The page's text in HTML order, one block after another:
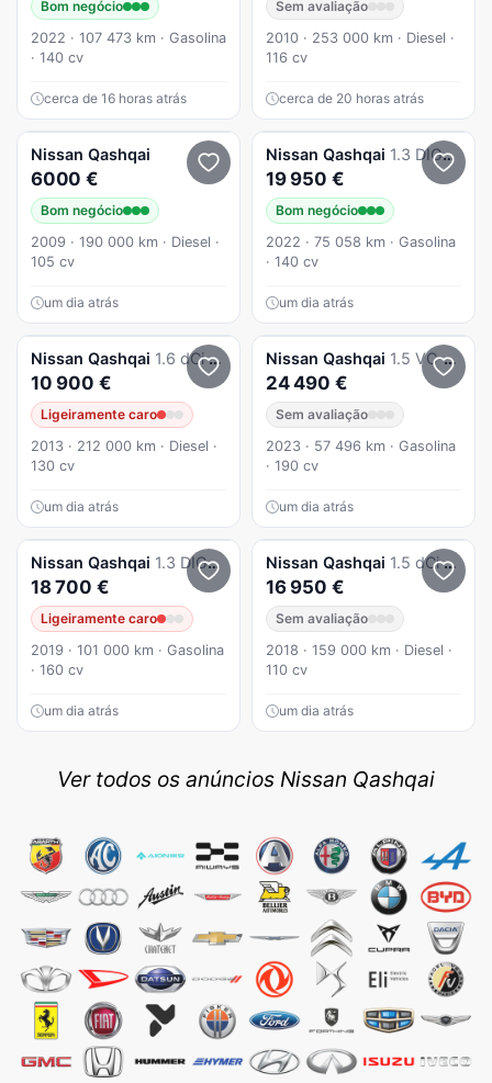
Bom negócio
2022 · 107 473 km · Gasolina
· 140 cv
cerca de 16 horas atrás
Sem avaliação
2010 · 253 000 km · Diesel ·
116 cv
cerca de 20 horas atrás
Nissan Qashqai
6000 €
Bom negócio
2009 · 190 000 km · Diesel ·
105 cv
um dia atrás
Nissan Qashqai 1.3 DIG-T Acenta
19 950 €
Bom negócio
2022 · 75 058 km · Gasolina
· 140 cv
um dia atrás
Nissan Qashqai 1.6 dCi Tekna Premium 17 Pele
10 900 €
Ligeiramente caro
2013 · 212 000 km · Diesel ·
130 cv
um dia atrás
Nissan Qashqai 1.5 VC-T e-POWER
24 490 €
Sem avaliação
2023 · 57 496 km · Gasolina
· 190 cv
um dia atrás
Nissan Qashqai 1.3 DIG-T N-Connecta
18 700 €
Ligeiramente caro
2019 · 101 000 km · Gasolina
· 160 cv
um dia atrás
Nissan Qashqai 1.5 dCi Acenta
16 950 €
Sem avaliação
2018 · 159 000 km · Diesel ·
110 cv
um dia atrás
Ver todos os anúncios Nissan Qashqai